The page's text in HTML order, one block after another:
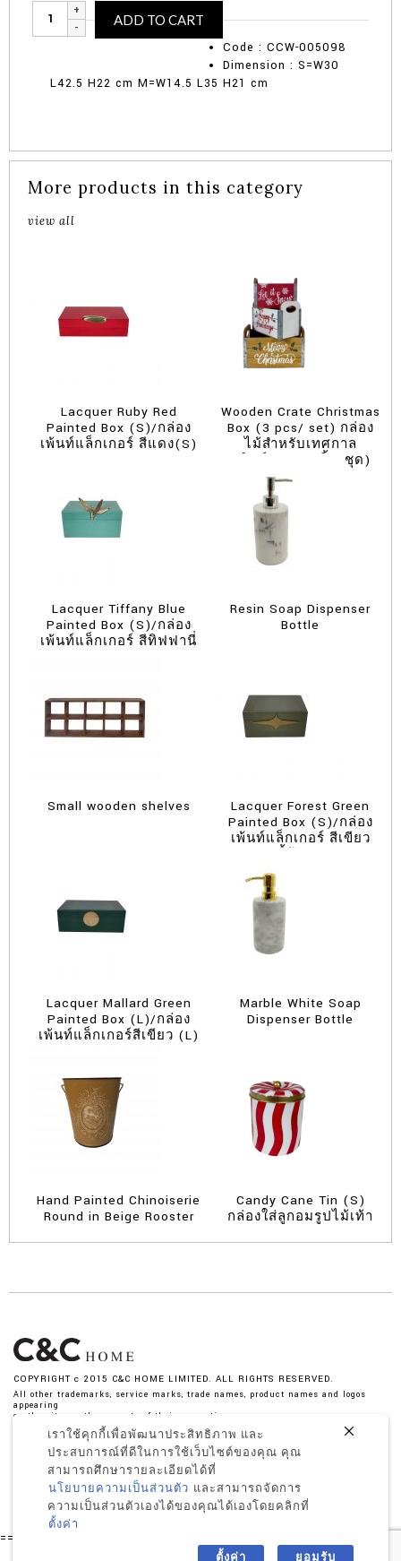
Monochrome
Bamboo
ADD TO CART
Code : CCW-005098
Dimension : S=W30
L42.5 H22 cm M=W14.5 L35 H21 cm
More products in this category
view all
Lacquer Ruby Red
Painted Box (S)/กล่อง
เพ้นท์แล็กเกอร์ สีแดง(S)
Wooden Crate Christmas
Box (3 pcs/ set) กล่อง
ไม้สำหรับเทศกาล
คริสต์มาส (3 ชิ้น/ชุด)
Lacquer Tiffany Blue
Painted Box (S)/กล่อง
เพ้นท์แล็กเกอร์ สีทิฟฟานี่
Resin Soap Dispenser
Bottle
Small wooden shelves
Lacquer Forest Green
Painted Box (S)/กล่อง
เพ้นท์แล็กเกอร์ สีเขียว
Lacquer Mallard Green
Painted Box (L)/กล่อง
เพ้นท์แล็กเกอร์สีเขียว (L)
Marble White Soap
Dispenser Bottle
Hand Painted Chinoiserie
Round in Beige Rooster
Candy Cane Tin (S)
กล่องใส่ลูกอมรูปไม้เท้า
COPYRIGHT c 2015 C&C HOME LIMITED. ALL RIGHTS RESERVED.
All other trademarks, service marks, trade names, product names and logos
appearing
on the site are the property of their respective owner.
By entering your email address, you agree to receive our
benefits, You may unsubscribe at any time
เราใช้คุกกี้เพื่อพัฒนาประสิทธิภาพ และ
ประสบการณ์ที่ดีในการใช้เว็บไซต์ของคุณ คุณ
สามารถศึกษารายละเอียดได้ที่
นโยบายความเป็นส่วนตัว และสามารถจัดการ
ความเป็นส่วนตัวเองได้ของคุณได้เองโดยคลิกที่
ตั้งค่า
ตั้งค่า ยอมรับ
========= -->